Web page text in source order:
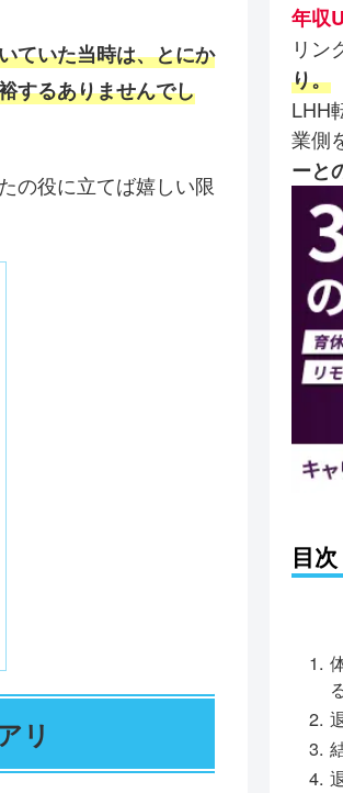
ていた当時は、とにか
するありませんでし
の役に立てば嬉しい限
リ
年収
リン
り。
LHH
業側
ーと
目次